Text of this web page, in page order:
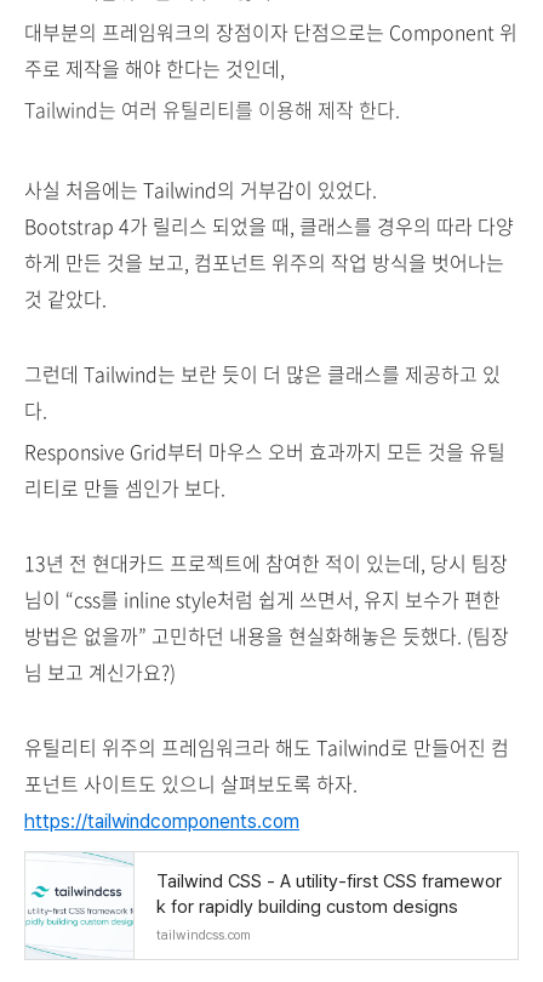
대부분의 프레임워크의 장점이자 단점으로는 Component 위
주로 제작을 해야 한다는 것인데,
Tailwind는 여러 유틸리티를 이용해 제작 한다.
사실 처음에는 Tailwind의 거부감이 있었다.
Bootstrap 4가 릴리스 되었을 때, 클래스를 경우의 따라 다양
하게 만든 것을 보고, 컴포넌트 위주의 작업 방식을 벗어나는
것 같았다.
그런데 Tailwind는 보란 듯이 더 많은 클래스를 제공하고 있
다.
Responsive Grid부터 마우스 오버 효과까지 모든 것을 유틸
리티로 만들 셈인가 보다.
13년 전 현대카드 프로젝트에 참여한 적이 있는데, 당시 팀장
님이 “css를 inline style처럼 쉽게 쓰면서, 유지 보수가 편한
방법은 없을까” 고민하던 내용을 현실화해놓은 듯했다. (팀장
님 보고 계신가요?)
유틸리티 위주의 프레임워크라 해도 Tailwind로 만들어진 컴
포넌트 사이트도 있으니 살펴보도록 하자.
https://tailwindcomponents.com
Tailwind CSS - A utility-first CSS framewor
k for rapidly building custom designs
tailwindcss.com